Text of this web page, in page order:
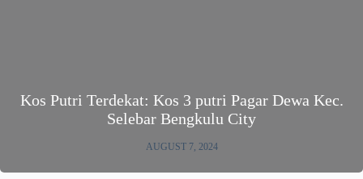
Kos Putri Terdekat: Kos 3 putri Pagar Dewa Kec.
Selebar Bengkulu City
AUGUST 7, 2024